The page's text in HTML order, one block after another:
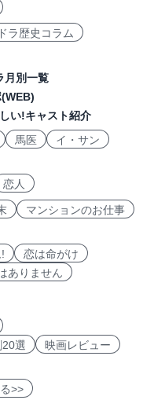
ラ歴史コラム
月別一覧
い!キャスト紹介
馬医
イ・サン
恋人
マンションのお仕事
恋は命がけ
ありません
20選
映画レビュー
>>